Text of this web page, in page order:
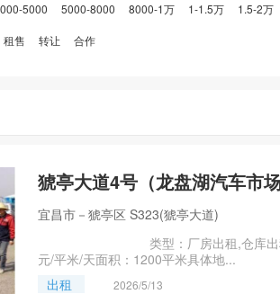
5000 5000-8000 8000-1万 1-1.5万 1.5-2万
租售 转让 合作
猇亭大道4号（龙盘湖汽车市场
宜昌市－猇亭区 S323(猇亭大道)
类型：厂房出租,仓库出租,土
元/平米/天面积：1200平米具体地...
出租
2026/5/13